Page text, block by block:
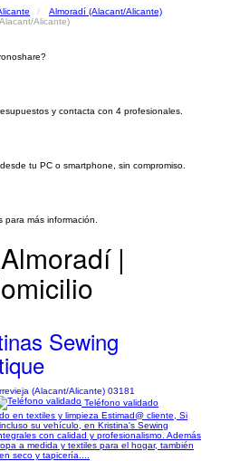
Almoradí (Alacant/Alicante)
Alicante)
y contacta con 4 profesionales.
tu PC o smartphone, sin compromiso.
más información.
|
Sewing
(Alacant/Alicante) 03181
Teléfono validado
en textiles y limpieza Estimad@ cliente, Si
su vehículo, en Kristina's Sewing
con calidad y profesionalismo. Además
a medida y textiles para el hogar, también
seco y tapicería....